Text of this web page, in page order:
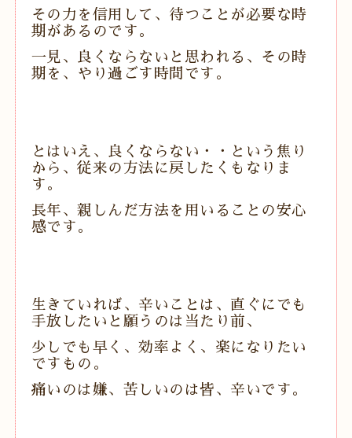
その力を信用して、待つことが必要な時
期があるのです。
一見、良くならないと思われる、その時
期を、やり過ごす時間です。
とはいえ、良くならない・・という焦り
から、従来の方法に戻したくもなりま
す。
長年、親しんだ方法を用いることの安心
感です。
生きていれば、辛いことは、直ぐにでも
手放したいと願うのは当たり前、
少しでも早く、効率よく、楽になりたい
ですもの。
痛いのは嫌、苦しいのは皆、辛いです。